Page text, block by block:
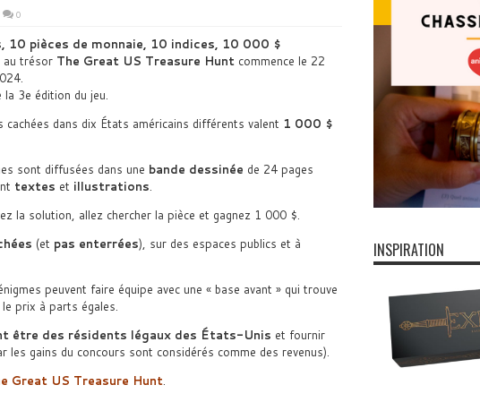
0
10 pièces de monnaie, 10 indices, 10 000 $
au trésor The Great US Treasure Huntcommence le 22
la 3e édition du jeu.
cachées dans dix États américains différents valent 1 000 $
sont diffusées dans une bande dessinée de 24 pages
textes et illustrations.
la solution, allez chercher la pièce et gagnez 1 000 $.
(et pas enterrées), sur des espaces publics et à
peuvent faire équipe avec une « base avant » qui trouve
prix à parts égales.
être des résidents légaux des États-Unis et fournir
les gains du concours sont considérés comme des revenus).
Great US Treasure Hunt.
INSPIRATION